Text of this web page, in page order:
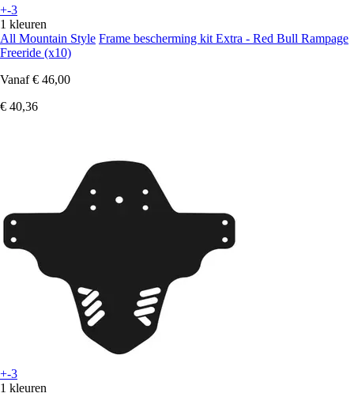
+-3
1 kleuren
All Mountain Style Frame bescherming kit Extra - Red Bull Rampage
Freeride (x10)
Vanaf € 46,00
€ 40,36
+-3
1 kleuren